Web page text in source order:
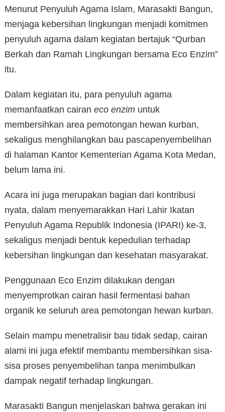
Menurut Penyuluh Agama Islam, Marasakti Bangun,
menjaga kebersihan lingkungan menjadi komitmen
penyuluh agama dalam kegiatan bertajuk “Qurban
Berkah dan Ramah Lingkungan bersama Eco Enzim”
itu.
Dalam kegiatan itu, para penyuluh agama
memanfaatkan cairan eco enzim untuk
membersihkan area pemotongan hewan kurban,
sekaligus menghilangkan bau pascapenyembelihan
di halaman Kantor Kementerian Agama Kota Medan,
belum lama ini.
Acara ini juga merupakan bagian dari kontribusi
nyata, dalam menyemarakkan Hari Lahir Ikatan
Penyuluh Agama Republik Indonesia (IPARI) ke-3,
sekaligus menjadi bentuk kepedulian terhadap
kebersihan lingkungan dan kesehatan masyarakat.
Penggunaan Eco Enzim dilakukan dengan
menyemprotkan cairan hasil fermentasi bahan
organik ke seluruh area pemotongan hewan kurban.
Selain mampu menetralisir bau tidak sedap, cairan
alami ini juga efektif membantu membersihkan sisa-
sisa proses penyembelihan tanpa menimbulkan
dampak negatif terhadap lingkungan.
Marasakti Bangun menjelaskan bahwa gerakan ini